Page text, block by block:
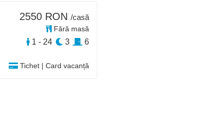
Tichet | Card vacanță
2550 RON /casă
Fără masă
1 - 24 3 6